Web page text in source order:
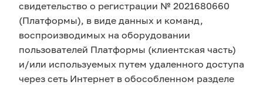
свидетельство о регистрации № 2021680660
(Платформы), в виде данных и команд,
воспроизводимых на оборудовании
пользователей Платформы (клиентская часть)
и/или используемых путем удаленного доступа
через сеть Интернет в обособленном разделе